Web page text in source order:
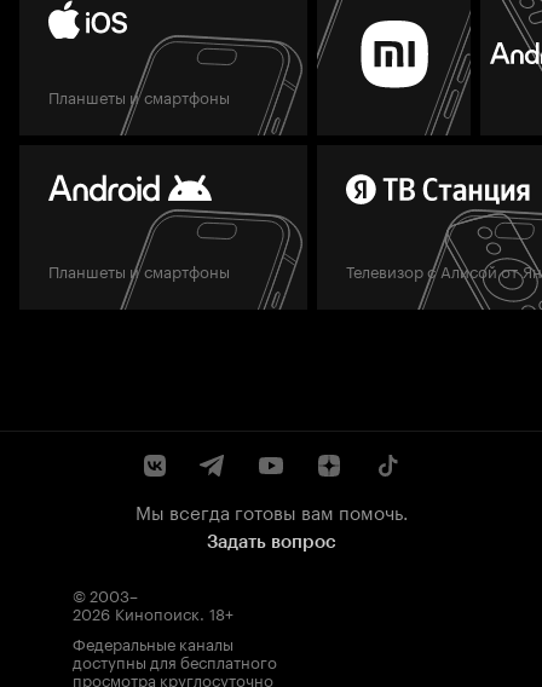
Планшеты и смартфоны
Планшеты и смартфоны Телевизор с Алисой от
Мы всегда готовы вам помочь.
Задать вопрос
© 2003–
2026 Кинопоиск. 18+
Федеральные каналы
доступны для бесплатного
просмотра круглосуточно